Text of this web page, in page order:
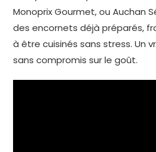
Monoprix Gourmet, ou Auchan
des encornets déjà préparés,
à être cuisinés sans stress. Un
sans compromis sur le goût.